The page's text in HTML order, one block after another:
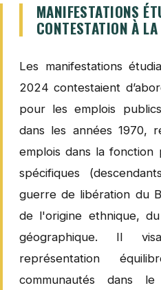
MANIFESTATIONS
CONTESTATION À
Les manifestations
2024 contestaient
pour les emplois
dans les années 1970,
emplois dans la fonction
spécifiques
guerre de libération du
de l'origine ethnique,
géographique. Il
représentation
communautés dans